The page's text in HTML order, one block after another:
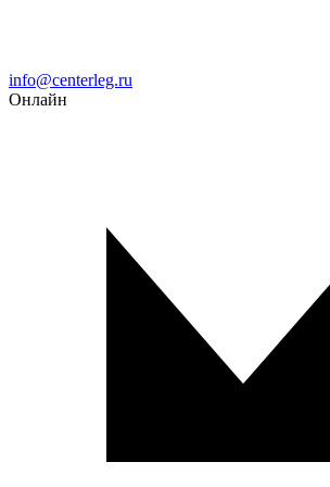
Email
info@centerleg.ru
Онлайн